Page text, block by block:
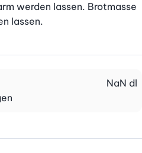
werden lassen. Brotmasse
lassen.
NaN dl